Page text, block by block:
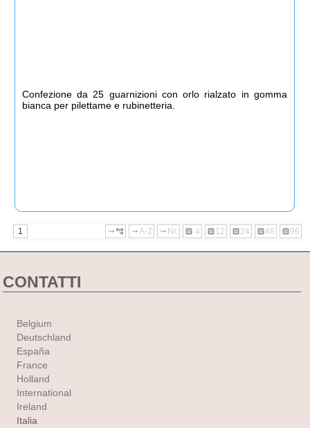
Confezione da 25 guarnizioni con orlo rialzato in gomma
bianca per pilettame e rubinetteria.
1 dataset96
dataset48
dataset24
dataset12
dataset 4
arrow_right_alt Nr.
arrow_right_alt A-Z
arrow_right_alt account_tree
CONTATTI
Belgium
Deutschland
España
France
Holland
International
Ireland
Italia